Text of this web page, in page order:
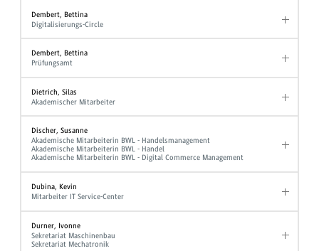
Dembert, Bettina
Digitalisierungs-Circle
Dembert, Bettina
Prüfungsamt
Dietrich, Silas
Akademischer Mitarbeiter
Discher, Susanne
Akademische Mitarbeiterin BWL - Handelsmanagement
Akademische Mitarbeiterin BWL - Handel
Akademische Mitarbeiterin BWL - Digital Commerce Management
Dubina, Kevin
Mitarbeiter IT Service-Center
Durner, Ivonne
Sekretariat Maschinenbau
Sekretariat Mechatronik